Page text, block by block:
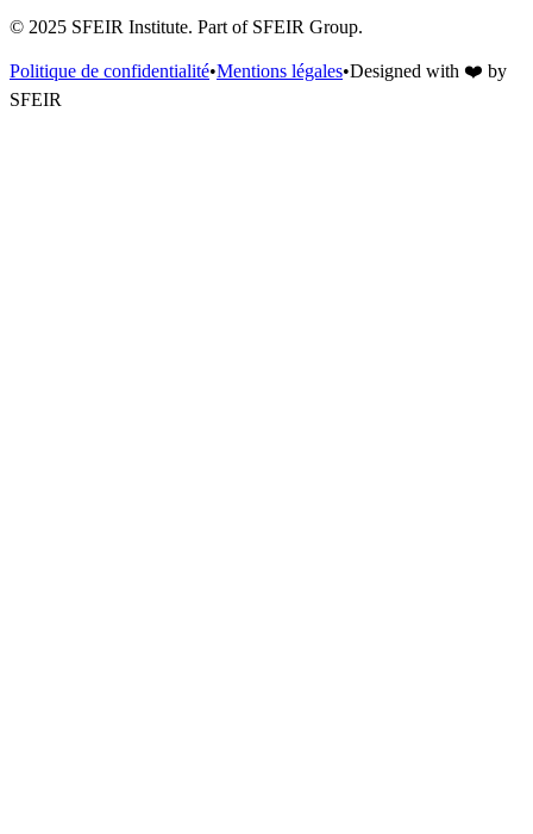
© 2025 SFEIR Institute. Part of SFEIR Group.
Politique de confidentialité•Mentions légales•Designed with ❤️ by
SFEIR